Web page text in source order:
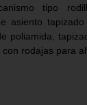
tipo
asiento
poliamida,
con rodajas para